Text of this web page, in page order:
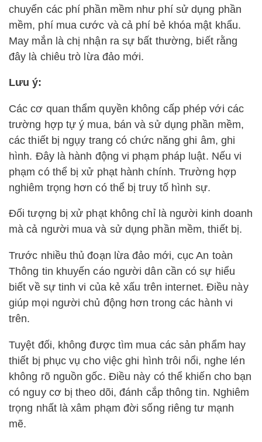
chuyển các phí phần mềm như phí sử dụng phần
mềm, phí mua cước và cả phí bẻ khóa mật khẩu.
May mắn là chị nhận ra sự bất thường, biết rằng
đây là chiêu trò lừa đảo mới.
Lưu ý:
Các cơ quan thẩm quyền không cấp phép với các
trường hợp tự ý mua, bán và sử dụng phần mềm,
các thiết bị ngụy trang có chức năng ghi âm, ghi
hình. Đây là hành động vi phạm pháp luật. Nếu vi
phạm có thể bị xử phạt hành chính. Trường hợp
nghiêm trọng hơn có thể bị truy tố hình sự.
Đối tượng bị xử phạt không chỉ là người kinh doanh
mà cả người mua và sử dụng phần mềm, thiết bị.
Trước nhiều thủ đoạn lừa đảo mới, cục An toàn
Thông tin khuyến cáo người dân cần có sự hiểu
biết về sự tinh vi của kẻ xấu trên internet. Điều này
giúp mọi người chủ động hơn trong các hành vi
trên.
Tuyệt đối, không được tìm mua các sản phẩm hay
thiết bị phục vụ cho việc ghi hình trôi nổi, nghe lén
không rõ nguồn gốc. Điều này có thể khiến cho bạn
có nguy cơ bị theo dõi, đánh cắp thông tin. Nghiêm
trọng nhất là xâm phạm đời sống riêng tư mạnh
mẽ.